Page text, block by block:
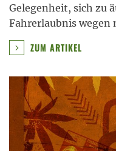
Gelegenheit, sich zu
Fahrerlaubnis wegen
ZUM ARTIKEL